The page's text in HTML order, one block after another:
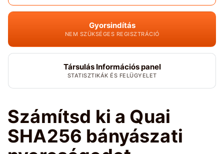
Gyorsindítás
NEM SZÜKSÉGES REGISZTRÁCIÓ
Társulás Információs panel
STATISZTIKÁK ÉS FELÜGYELET
Számítsd ki a Quai
SHA256 bányászati